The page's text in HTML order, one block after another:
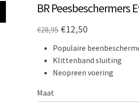
BR Peesbeschermers
€28,95 Oorspronkelijke
prijs
was:
€28,95.
€12,50Huidige
prijs
is:
€12,50.
Populaire
Klittenband sluiting
Neopreen voering
Maat